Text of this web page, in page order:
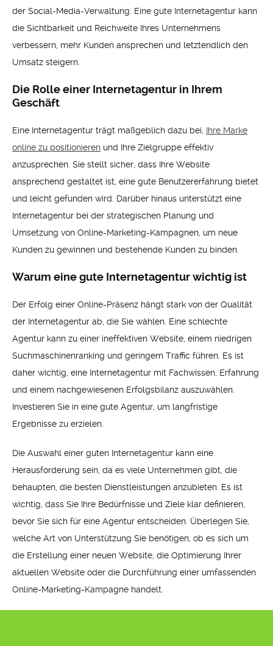
der Social-Media-Verwaltung. Eine gute Internetagentur kann
die Sichtbarkeit und Reichweite Ihres Unternehmens
verbessern, mehr Kunden ansprechen und letztendlich den
Umsatz steigern.
Die Rolle einer Internetagentur in Ihrem
Geschäft
Eine Internetagentur trägt maßgeblich dazu bei, Ihre Marke
online zu positionieren und Ihre Zielgruppe effektiv
anzusprechen. Sie stellt sicher, dass Ihre Website
ansprechend gestaltet ist, eine gute Benutzererfahrung bietet
und leicht gefunden wird. Darüber hinaus unterstützt eine
Internetagentur bei der strategischen Planung und
Umsetzung von Online-Marketing-Kampagnen, um neue
Kunden zu gewinnen und bestehende Kunden zu binden.
Warum eine gute Internetagentur wichtig ist
Der Erfolg einer Online-Präsenz hängt stark von der Qualität
der Internetagentur ab, die Sie wählen. Eine schlechte
Agentur kann zu einer ineffektiven Website, einem niedrigen
Suchmaschinenranking und geringem Traffic führen. Es ist
daher wichtig, eine Internetagentur mit Fachwissen, Erfahrung
und einem nachgewiesenen Erfolgsbilanz auszuwählen.
Investieren Sie in eine gute Agentur, um langfristige
Ergebnisse zu erzielen.
Die Auswahl einer guten Internetagentur kann eine
Herausforderung sein, da es viele Unternehmen gibt, die
behaupten, die besten Dienstleistungen anzubieten. Es ist
wichtig, dass Sie Ihre Bedürfnisse und Ziele klar definieren,
bevor Sie sich für eine Agentur entscheiden. Überlegen Sie,
welche Art von Unterstützung Sie benötigen, ob es sich um
die Erstellung einer neuen Website, die Optimierung Ihrer
aktuellen Website oder die Durchführung einer umfassenden
Online-Marketing-Kampagne handelt.